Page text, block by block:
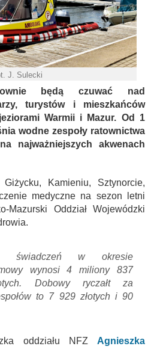
J. Sulecki
będą czuwać nad
turystów i mieszkańców
Warmii i Mazur. Od 1
wodne zespoły ratownictwa
najważniejszych akwenach
Kamieniu, Sztynorcie,
medyczne na sezon letni
Mazurski Oddział Wojewódzki
świadczeń w okresie
wynosi 4 miliony 837
Dobowy ryczałt za
to 7 929 złotych i 90
oddziału NFZ Agnieszka